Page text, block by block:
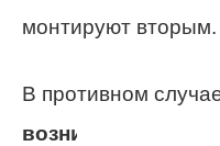
монтируют вторым.
В противном
возникновение